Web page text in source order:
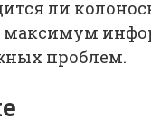
ли
максимум
проблем.